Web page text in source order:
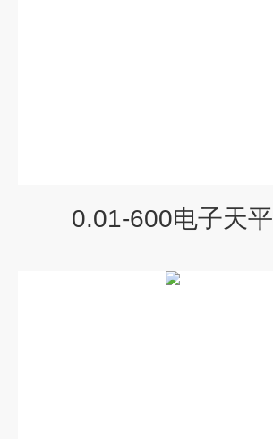
0.01-600电子天平